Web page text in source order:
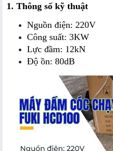
1. Thông số kỹ thuật
Nguồn điện: 220V
Công suất: 3KW
Lực đầm: 12kN
Độ ồn: 80dB